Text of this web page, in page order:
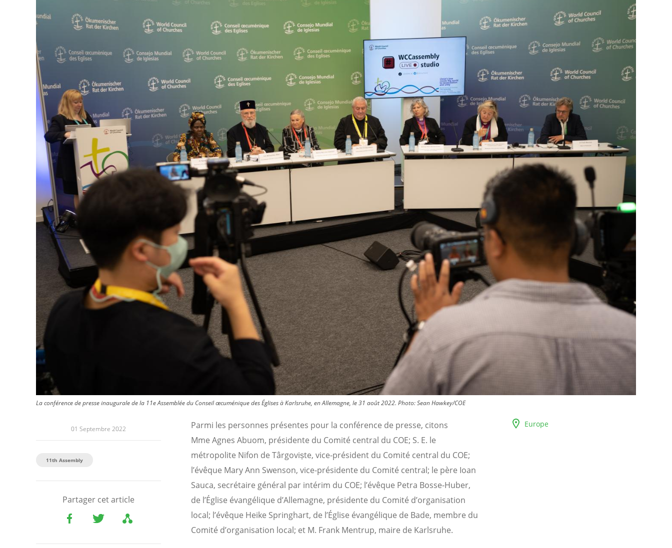
La conférence de presse inaugurale de la 11e Assemblée du Conseil œcuménique des Églises à Karlsruhe, en Allemagne, le 31 août 2022. Photo:Sean Hawkey/COE
01 Septembre 2022
11th Assembly
Partager cet article
Europe
Parmi les personnes présentes pour la conférence de presse, citons
Mme Agnes Abuom, présidente du Comité central du COE; S. E. le
métropolite Nifon de Târgoviște, vice-président du Comité central du COE;
l’évêque Mary Ann Swenson, vice-présidente du Comité central; le père Ioan
Sauca, secrétaire général par intérim du COE; l’évêque Petra Bosse-Huber,
de l’Église évangélique d’Allemagne, présidente du Comité d’organisation
local; l’évêque Heike Springhart, de l’Église évangélique de Bade, membre du
Comité d’organisation local; et M. Frank Mentrup, maire de Karlsruhe.